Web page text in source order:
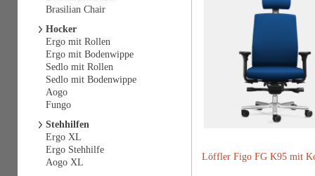
Löffler Figo FG K95 mit
Brasilian Chair
Hocker
Ergo mit Rollen
Ergo mit Bodenwippe
Sedlo mit Rollen
Sedlo mit Bodenwippe
Aogo
Fungo
Stehhilfen
Ergo XL
Ergo Stehhilfe
Aogo XL